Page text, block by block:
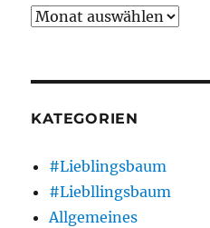
Archiv
KATEGORIEN
#Lieblingsbaum
#Liebllingsbaum
Allgemeines